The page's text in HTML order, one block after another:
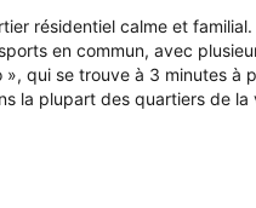
résidentiel calme et
en commun, avec
qui se trouve à 3 minutes
la plupart des quartiers de